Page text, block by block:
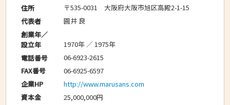
住所
〒535-0031 大阪府大阪市旭区高殿2-1-15
代表者
圓井 良
創業年／
設立年
1970年 ／ 1975年
電話番号
06-6923-2615
FAX番号
06-6925-6597
企業HP
http://www.marusans.com
資本金
25,000,000円